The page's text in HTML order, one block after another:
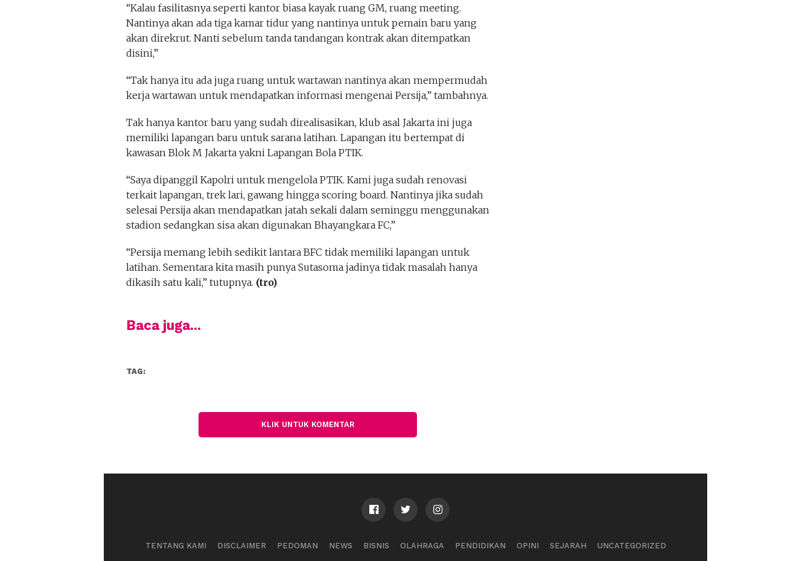
“Kalau fasilitasnya seperti kantor biasa kayak ruang GM, ruang meeting.
Nantinya akan ada tiga kamar tidur yang nantinya untuk pemain baru yang
akan direkrut. Nanti sebelum tanda tandangan kontrak akan ditempatkan
disini,”
“Tak hanya itu ada juga ruang untuk wartawan nantinya akan mempermudah
kerja wartawan untuk mendapatkan informasi mengenai Persija,” tambahnya.
Tak hanya kantor baru yang sudah direalisasikan, klub asal Jakarta ini juga
memiliki lapangan baru untuk sarana latihan. Lapangan itu bertempat di
kawasan Blok M Jakarta yakni Lapangan Bola PTIK.
“Saya dipanggil Kapolri untuk mengelola PTIK. Kami juga sudah renovasi
terkait lapangan, trek lari, gawang hingga scoring board. Nantinya jika sudah
selesai Persija akan mendapatkan jatah sekali dalam seminggu menggunakan
stadion sedangkan sisa akan digunakan Bhayangkara FC,”
“Persija memang lebih sedikit lantara BFC tidak memiliki lapangan untuk
latihan. Sementara kita masih punya Sutasoma jadinya tidak masalah hanya
dikasih satu kali,” tutupnya. (tro)
Baca juga...
TAG:
KLIK UNTUK KOMENTAR
TENTANG KAMI DISCLAIMER PEDOMAN NEWS BISNIS OLAHRAGA PENDIDIKAN OPINI SEJARAH UNCATEGORIZED